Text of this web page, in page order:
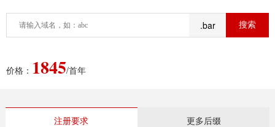
.bar
价格： 1845/首年
注册要求 更多后缀